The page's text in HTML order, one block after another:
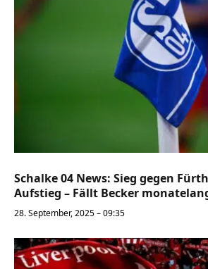
Schalke 04 News: Sieg gegen
Aufstieg – Fällt Becker
28. September, 2025 – 09:35